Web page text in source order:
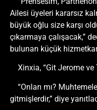
Ailesi üyeleri kararsız
büyük oğlu size karşı
çıkarmaya çalışacak,”
bulunan küçük hizmetkar
Xinxia, “Git Jerome ve
“Onları mı?
gitmişlerdir,” diye